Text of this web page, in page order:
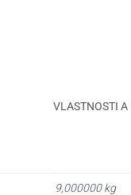
VLASTNOSTI A
9,000000 kg